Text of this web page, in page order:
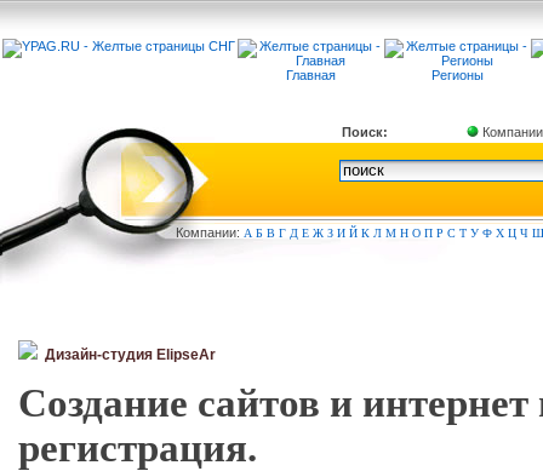
Главная Регионы
Поиск: Компании
Компании: А Б В Г Д Е Ж З И Й К Л М Н О П Р С Т У Ф Х Ц Ч Ш
Дизайн-студия ElipseAr
Создание сайтов и
регистрация.